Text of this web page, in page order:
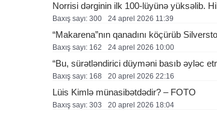
Norrisi dərginin ilk 100-lüyünə yüksəlib.
Baxış sayı: 300 24 aprel 2026 11:39
“Makarena”nın qanadını köçürüb
Baxış sayı: 162 24 aprel 2026 10:00
“Bu, sürətləndirici düyməni basıb əyləc
Baxış sayı: 168 20 aprel 2026 22:16
Lüis Kimlə münasibətdədir? – FOTO
Baxış sayı: 303 20 aprel 2026 18:04